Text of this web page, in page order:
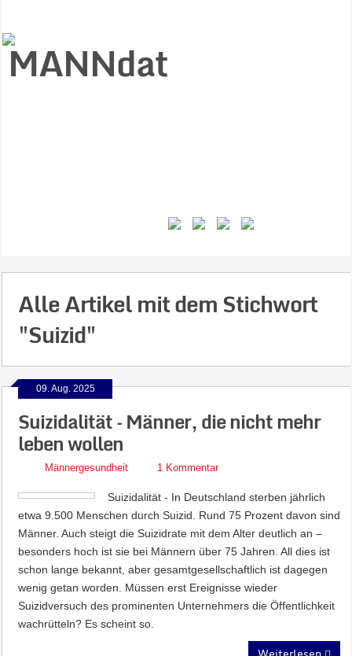
Alle Artikel mit dem Stichwort
"Suizid"
09. Aug. 2025
Suizidalität – Männer, die nicht mehr
leben wollen
Männergesundheit 1 Kommentar
Suizidalität - In Deutschland sterben jährlich
etwa 9.500 Menschen durch Suizid. Rund 75 Prozent davon sind
Männer. Auch steigt die Suizidrate mit dem Alter deutlich an –
besonders hoch ist sie bei Männern über 75 Jahren. All dies ist
schon lange bekannt, aber gesamtgesellschaftlich ist dagegen
wenig getan worden. Müssen erst Ereignisse wieder
Suizidversuch des prominenten Unternehmers die Öffentlichkeit
wachrütteln? Es scheint so.